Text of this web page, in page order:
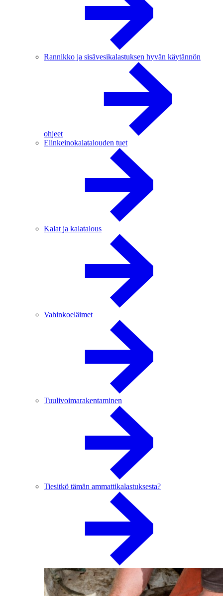
Rannikko ja sisävesikalastuksen hyvän käytännön
ohjeet
Elinkeinokalatalouden tuet
Kalat ja kalatalous
Vahinkoeläimet
Tuulivoimarakentaminen
Tiesitkö tämän ammattikalastuksesta?